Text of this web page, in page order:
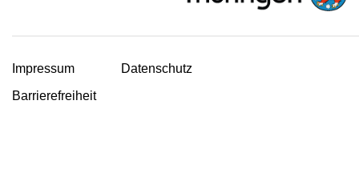
Impressum
Datenschutz
Barrierefreiheit